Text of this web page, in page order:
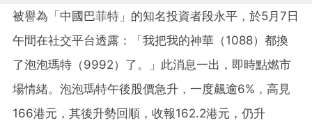
被譽為「中國巴菲特」的知名投資者段永平，於5月7日
午間在社交平台透露：「我把我的神華（1088）都換
了泡泡瑪特（9992）了。」此消息一出，即時點燃市
場情緒。泡泡瑪特午後股價急升，一度飆逾6%，高見
166港元，其後升勢回順，收報162.2港元，仍升